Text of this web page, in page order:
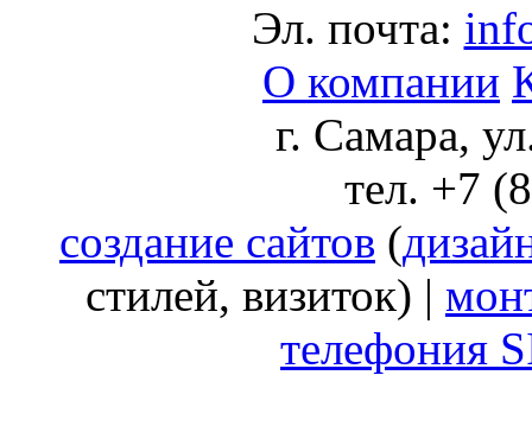
Эл. почта:
О компании
г. Самара,
тел. +7
создание сайтов (
стилей, визиток) |
телефония